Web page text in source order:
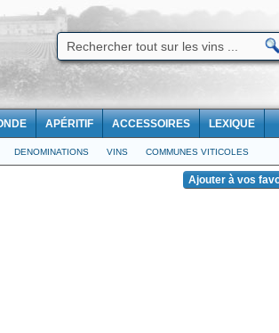
APÉRITIF ACCESSOIRES LEXIQUE
DENOMINATIONS VINS COMMUNES VITICOLES